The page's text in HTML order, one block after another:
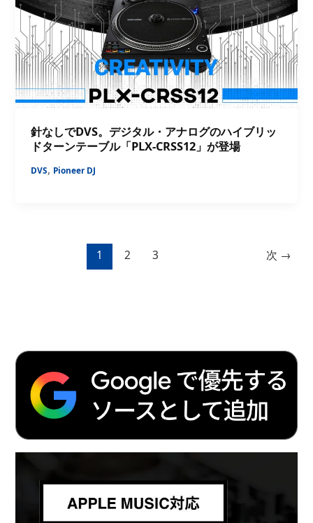
針なしでDVS。デジタル・アナログのハイブリッ
ドターンテーブル「PLX-CRSS12」が登場
DVS, Pioneer DJ
1 2 3 次 →